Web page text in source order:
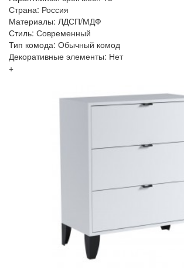
Страна: Россия
Материалы: ЛДСП/МДФ
Стиль: Современный
Тип комода: Обычный комод
Декоративные элементы: Нет
+